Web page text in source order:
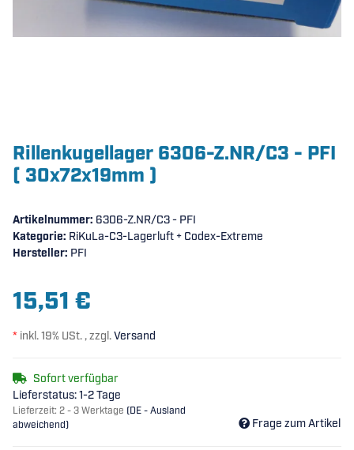
Rillenkugellager 6306-Z.NR/C3 - PFI
( 30x72x19mm )
Artikelnummer: 6306-Z.NR/C3 - PFI
Kategorie: RiKuLa-C3-Lagerluft + Codex-Extreme
Hersteller: PFI
15,51 €
* inkl. 19% USt. , zzgl.Versand
Sofort verfügbar
Lieferstatus: 1-2 Tage
Lieferzeit: 2 - 3 Werktage (DE - Ausland
abweichend)
Frage zum Artikel